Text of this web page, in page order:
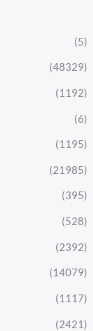
(5)
(48329)
(1192)
(6)
(1195)
(21985)
(395)
(528)
(2392)
(14079)
(1117)
(2421)